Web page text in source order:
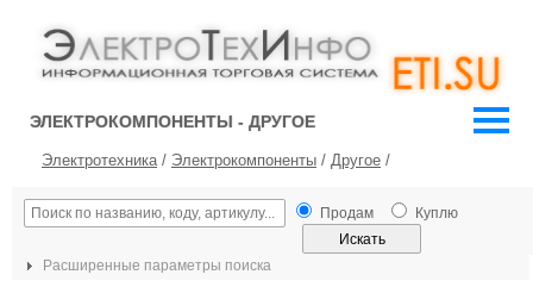
ЭЛЕКТРОКОМПОНЕНТЫ - ДРУГОЕ
Электротехника/ Электрокомпоненты / Другое /
Продам Куплю
Расширенные параметры поиска